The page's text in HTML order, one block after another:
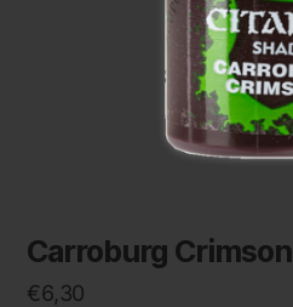
Carroburg Crimson
€6,30